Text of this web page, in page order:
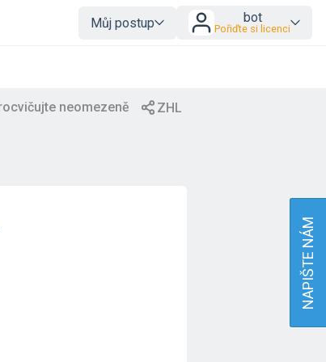
Můj postup bot
Pořiďte si licenci
NAPIŠTE NÁM